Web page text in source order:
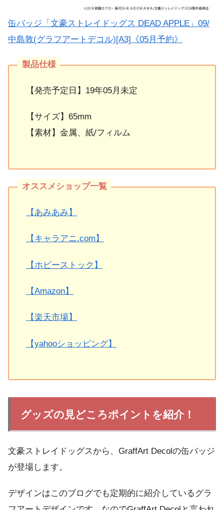
缶バッジ「文豪ストレイドッグス DEAD APPLE」09/
中島敦(グラフアートデコル)[A3]《05月予約》
【発売予定日】19年05月未定
【サイズ】65mm
【素材】金属、紙/フィルム
【あみあみ】
【キャラアニ.com】
【ホビーストック】
【Amazon】
【楽天市場】
【yahooショッピング】
グッズの見どころポイントを紹介！
文豪ストレイドッグスから、GraffArt Decolの缶バッジ
が登場します。
デザインはこのブログでも定期的に紹介しているグラ